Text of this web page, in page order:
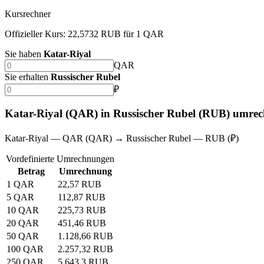
Kursrechner
Offizieller Kurs: 22,5732 RUB für 1 QAR
Sie haben Katar-Riyal
QAR
Sie erhalten Russischer Rubel
₽
Katar-Riyal (QAR) in Russischer Rubel (RUB)
Katar-Riyal — QAR (QAR) → Russischer Rubel — RUB (₽)
Vordefinierte Umrechnungen
Betrag
Umrechnung
1 QAR
22,57 RUB
5 QAR
112,87 RUB
10 QAR
225,73 RUB
20 QAR
451,46 RUB
50 QAR
1.128,66 RUB
100 QAR
2.257,32 RUB
250 QAR
5.643,3 RUB